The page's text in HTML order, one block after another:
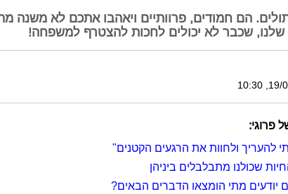
הם חמודים, פרוותיים ויאהבו אתכם לא משנה
שכבר לא יכולים לחכות להצטרף למשפחה!
פרוגי:
להעריך ולחוות את הרגעים הקטנים"
שכולנו מתבלבלים ביניהן
מתי הומצאו הדברים הבאים?